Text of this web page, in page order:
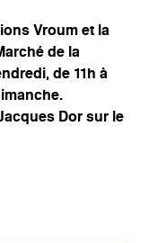
Vroum et la
de la
de 11h à
Dor sur le